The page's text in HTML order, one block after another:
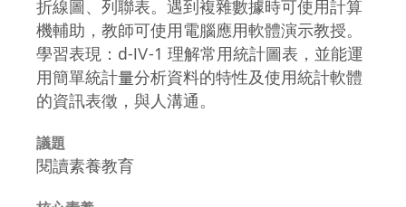
折線圖、列聯表。遇到複雜數據時可使用計算
機輔助，教師可使用電腦應用軟體演示教授。
學習表現：d-Ⅳ-1 理解常用統計圖表，並能運
用簡單統計量分析資料的特性及使用統計軟體
的資訊表徵，與人溝通。
議題
閱讀素養教育